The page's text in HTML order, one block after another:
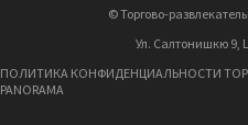
© Торгово-
Ул. Салтонишкю 9,
ПОЛИТИКА КОНФИДЕНЦИАЛЬНОСТИ
PANORAMA